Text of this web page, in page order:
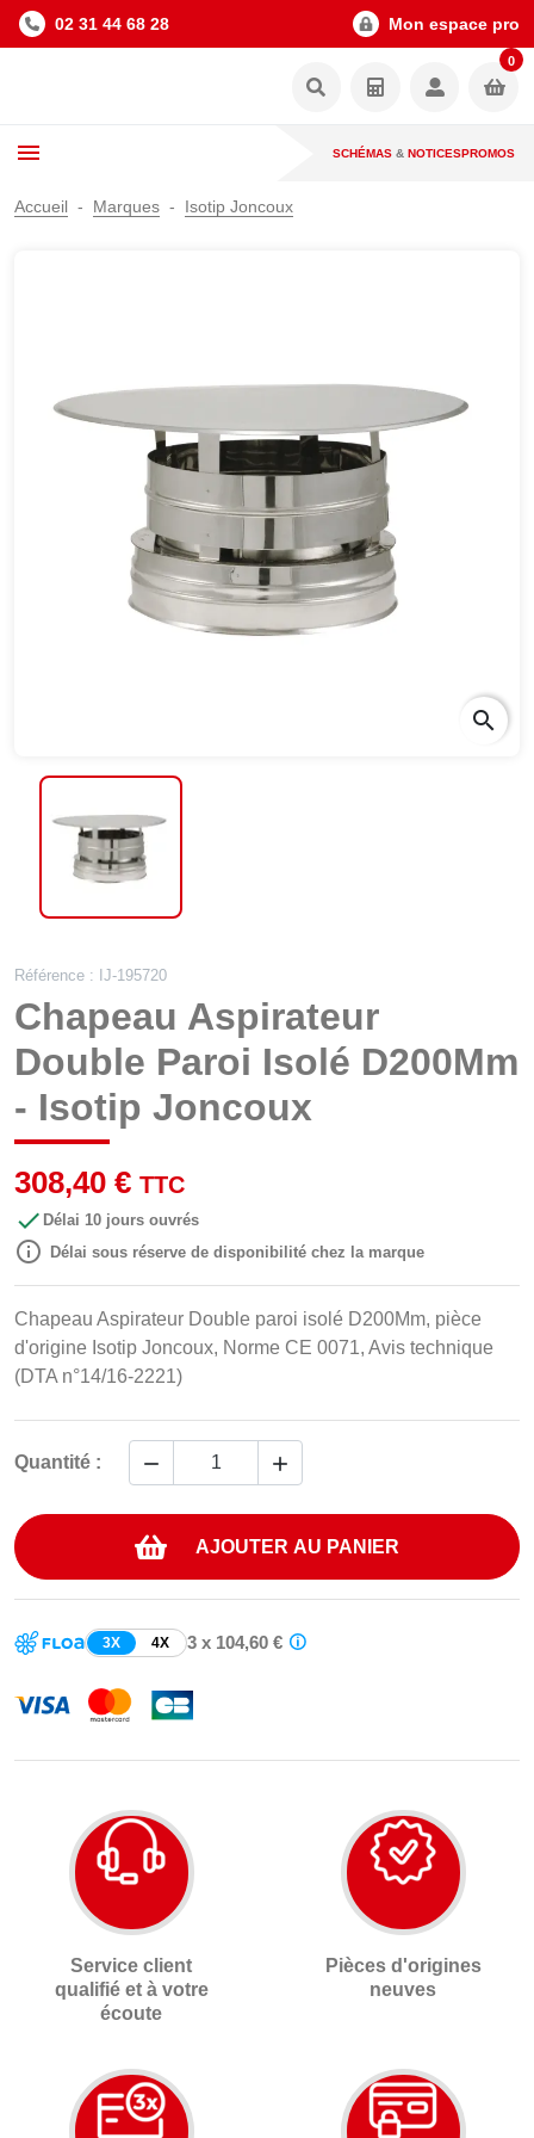
02 31 44 68 28 Mon espace pro
0
SCHÉMAS & NOTICESPROMOS
Accueil Marques Isotip Joncoux
search
Référence : IJ-195720
Chapeau Aspirateur
Double Paroi Isolé D200Mm
- Isotip Joncoux
308,40 € TTC
 Délai 10 jours ouvrés
 Délai sous réserve de disponibilité chez la marque
Chapeau Aspirateur Double paroi isolé D200Mm, pièce
d'origine Isotip Joncoux, Norme CE 0071, Avis technique
(DTA n°14/16-2221)
Quantité :  
AJOUTER AU PANIER
3X 4X 3 x 104,60 €
Service client
qualifié et à votre
écoute
Pièces d'origines
neuves